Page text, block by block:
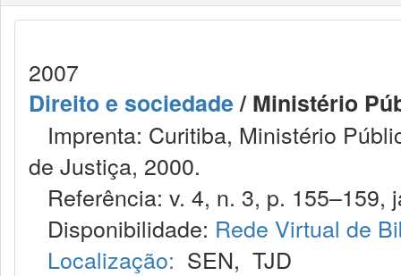
2007
Direito e sociedade/ Ministério
Imprenta: Curitiba, Ministério
de Justiça, 2000.
Referência: v. 4, n. 3, p. 155–159,
Disponibilidade: Rede Virtual de
Localização: SEN, TJD